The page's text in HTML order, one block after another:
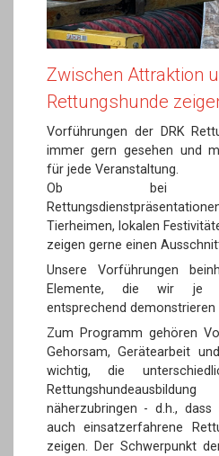
Zwischen Attraktion
Rettungshunde
Vorführungen der DRK
immer gern gesehen und
für jede Veranstaltung.
Ob bei
Tierheimen, lokalen
zeigen gerne einen
Unsere Vorführungen
Elemente, die wir je
entsprechend demonstrieren
Zum Programm gehören
Gehorsam, Gerätearbeit
wichtig, die
näherzubringen - d.h.,
auch einsatzerfahrene
zeigen. Der Schwerpunkt